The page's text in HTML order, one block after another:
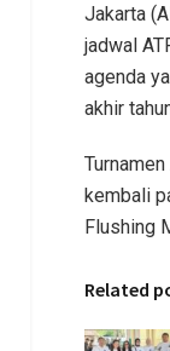
Jakarta
jadwal
agenda
akhir
kembali
Flushing
Related